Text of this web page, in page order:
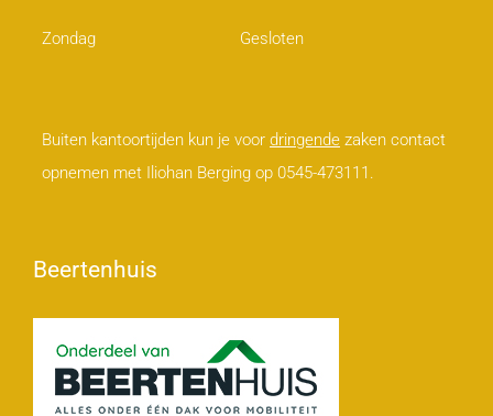
Zondag Gesloten
Buiten kantoortijden kun je voor dringende zaken contact
opnemen met Iliohan Berging op 0545-473111.
Beertenhuis